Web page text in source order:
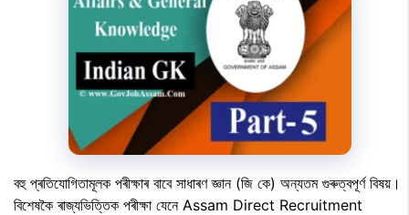
বহু প্ৰতিযোগিতামূলক পৰীক্ষাৰ বাবে সাধাৰণ জ্ঞান (জি কে) অন্যতম গুৰুত্বপূৰ্ণ বিষয়।
বিশেষকৈ ৰাজ্যভিত্তিক পৰীক্ষা যেনে Assam Direct Recruitment